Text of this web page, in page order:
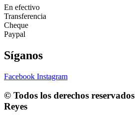
En efectivo
Transferencia
Cheque
Paypal
Síganos
Facebook Instagram
© Todos los derechos reservados
Reyes